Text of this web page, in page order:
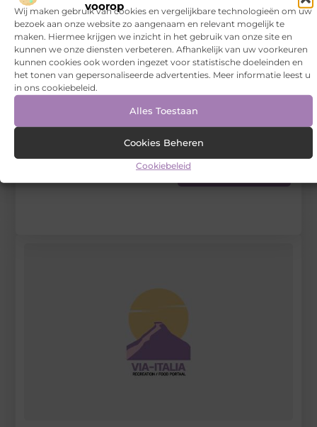
voorop
Wij maken gebruik van cookies en vergelijkbare technologieën om uw
bezoek aan onze website zo aangenaam en relevant mogelijk te
maken. Hiermee krijgen we inzicht in het gebruik van onze site en
kunnen we onze diensten verbeteren. Afhankelijk van uw voorkeuren
kunnen cookies ook worden ingezet voor statistische doeleinden en
het tonen van gepersonaliseerde advertenties. Meer informatie leest u
in ons cookiebeleid.
Alles Toestaan
Cookies Beheren
Cookiebeleid
Tags en Categorieën:
Recreation / Food ,wijnrek
DEEL DIT:
Begin vandaag nog
met bloggen opVia-
Stuur ons een bericht